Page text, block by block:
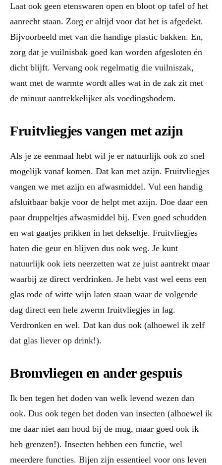
Laat ook geen etenswaren open en bloot op tafel of het
aanrecht staan. Zorg er altijd voor dat het is afgedekt.
Bijvoorbeeld met van die handige plastic bakken. En,
zorg dat je vuilnisbak goed kan worden afgesloten én
dicht blijft. Vervang ook regelmatig die vuilniszak,
want met de warmte wordt alles wat in de zak zit met
de minuut aantrekkelijker als voedingsbodem.
Fruitvliegjes vangen met azijn
Als je ze eenmaal hebt wil je er natuurlijk ook zo snel
mogelijk vanaf komen. Dat kan met azijn. Fruitvliegjes
vangen we met azijn en afwasmiddel. Vul een handig
afsluitbaar bakje voor de helpt met azijn. Doe daar een
paar druppeltjes afwasmiddel bij. Even goed schudden
en wat gaatjes prikken in het dekseltje. Fruitvliegjes
haten die geur en blijven dus ook weg. Je kunt
natuurlijk ook iets neerzetten wat ze juist aantrekt maar
waarbij ze direct verdrinken. Je hebt vast wel eens een
glas rode of witte wijn laten staan waar de volgende
dag direct een hele zwerm fruitvliegjes in lag.
Verdronken en wel. Dat kan dus ook (alhoewel ik zelf
dat glas liever op drink!).
Bromvliegen en ander gespuis
Ik ben tegen het doden van welk levend wezen dan
ook. Dus ook tegen het doden van insecten (alhoewel ik
me daar niet aan houd bij de mug, maar goed ook ik
heb grenzen!). Insecten hebben een functie, wel
meerdere functies. Bijen zijn essentieel voor ons leven